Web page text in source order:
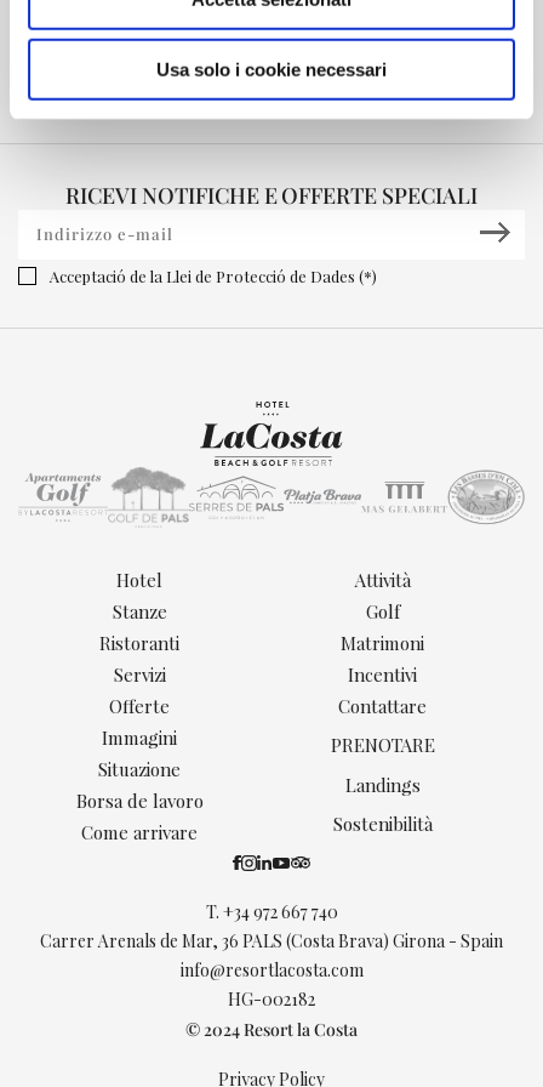
Usa solo i cookie necessari
RICEVI NOTIFICHE E OFFERTE SPECIALI
Acceptació de la Llei de Protecció de Dades (*)
T. +34 972 667 740
Carrer Arenals de Mar, 36 PALS (Costa Brava) Girona - Spain
info@resortlacosta.com
HG-002182
Hotel
Stanze
Ristoranti
Servizi
Attività
Golf
Matrimoni
Incentivi
Offerte
Immagini
Situazione
Borsa de lavoro
Come arrivare
Contattare
PRENOTARE
Landings
Sostenibilità
© 2024 Resort la Costa
Privacy Policy